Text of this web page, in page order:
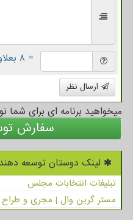
= ۸ بعلاوه ۳
ارسال نظر
میخواهید برنامه ای برای شما
سفارش
لینک دوستان توسعه
تبلیغات انتخابات مجلس
مستر گرین وال | مجری و طراح